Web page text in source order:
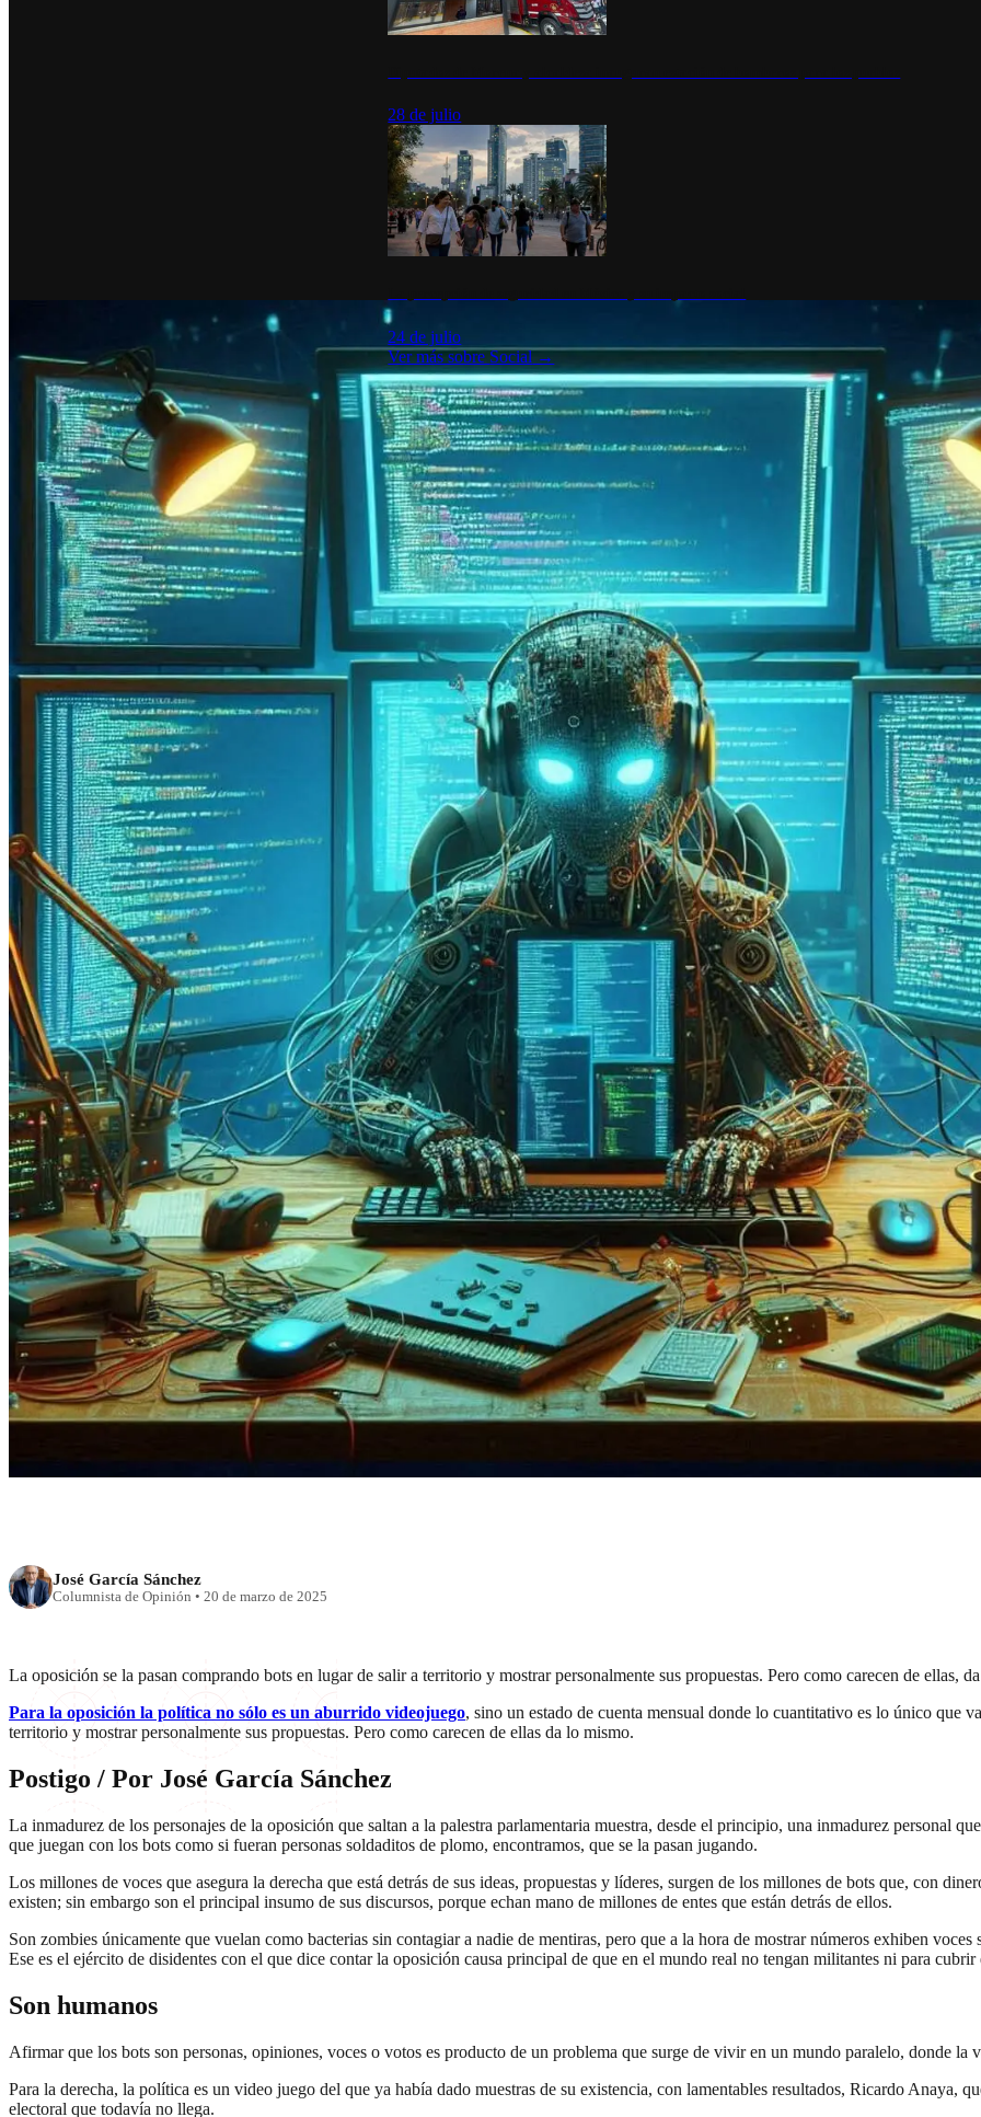
28 de julio
24 de julio
Ver más sobreSocial→
RECIENTE
Naufragio en el mar de los bots
José García Sánchez
Columnista de Opinión • 20 de marzo de 2025
La oposición se la pasan comprando bots en lugar de salir a territorio y mostrar personalmente sus propuestas. Pero como carecen de ellas,
Para la oposición la política no sólo es un aburrido videojuego, sino un estado de cuenta mensual donde lo cuantitativo es lo único que
territorio y mostrar personalmente sus propuestas. Pero como carecen de ellas da lo mismo.
Postigo / Por José García Sánchez
La inmadurez de los personajes de la oposición que saltan a la palestra parlamentaria muestra, desde el principio, una inmadurez personal
que juegan con los bots como si fueran personas soldaditos de plomo, encontramos, que se la pasan jugando.
Los millones de voces que asegura la derecha que está detrás de sus ideas, propuestas y líderes, surgen de los millones de bots que, con
existen; sin embargo son el principal insumo de sus discursos, porque echan mano de millones de entes que están detrás de ellos.
Son zombies únicamente que vuelan como bacterias sin contagiar a nadie de mentiras, pero que a la hora de mostrar números exhiben
Ese es el ejército de disidentes con el que dice contar la oposición causa principal de que en el mundo real no tengan militantes ni para
Son humanos
Afirmar que los bots son personas, opiniones, voces o votos es producto de un problema que surge de vivir en un mundo paralelo, donde
Para la derecha, la política es un video juego del que ya había dado muestras de su existencia, con lamentables resultados, Ricardo Anaya,
electoral que todavía no llega.